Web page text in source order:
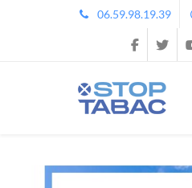
06.59.98.19.39